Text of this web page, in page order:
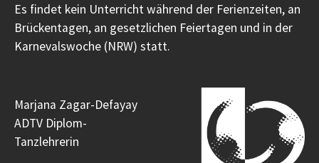
Es findet kein Unterricht während der Ferienzeiten, an
Brückentagen, an gesetzlichen Feiertagen und in der
Karnevalswoche (NRW) statt.
Marjana Zagar-Defayay
ADTV Diplom-
Tanzlehrerin